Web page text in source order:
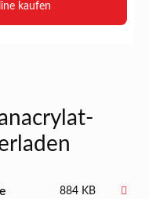
kaufen
884 KB